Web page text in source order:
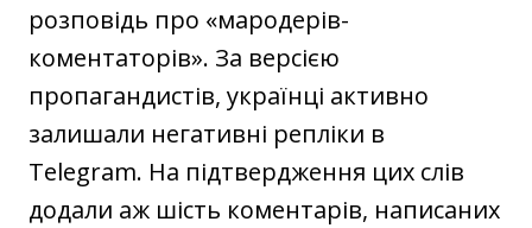
розповідь про «мародерів-
коментаторів». За версією
пропагандистів, українці активно
залишали негативні репліки в
Telegram. На підтвердження цих слів
додали аж шість коментарів, написаних